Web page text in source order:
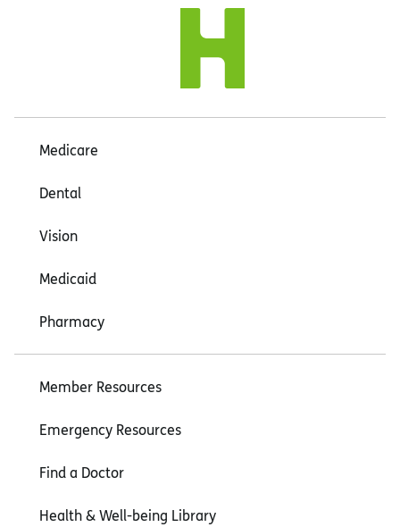
Medicare
Dental
Vision
Medicaid
Pharmacy
Member Resources
Emergency Resources
Find a Doctor
Health & Well-being Library